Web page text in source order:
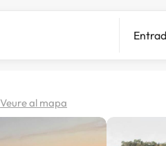
Veure al mapa